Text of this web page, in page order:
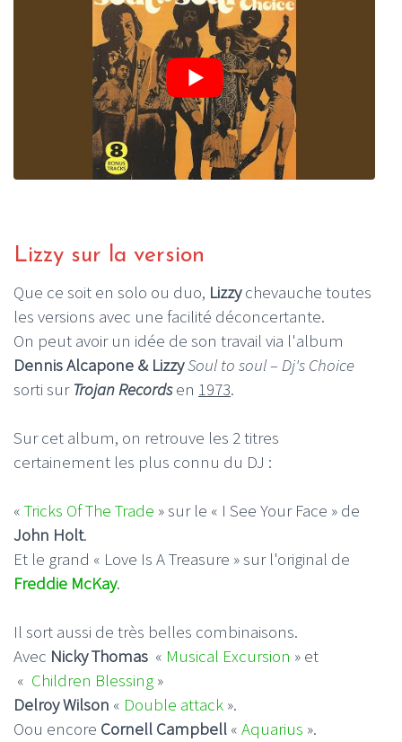
Lizzy sur la version
Que ce soit en solo ou duo, Lizzychevauche toutes
les versions avec une facilité déconcertante.
On peut avoir un idée de son travail via l'album
Dennis Alcapone & LizzySoul to soul – Dj's Choice
sorti sur Trojan Records en 1973.
Sur cet album, on retrouve les 2 titres
certainement les plus connu du DJ :
« Tricks Of The Trade » sur le « I See Your Face » de
John Holt.
Et le grand « Love Is A Treasure » sur l'original de
Freddie McKay.
Il sort aussi de très belles combinaisons.
Avec Nicky Thomas « Musical Excursion » et
« Children Blessing »
Delroy Wilson « Double attack ».
Oou encore Cornell Campbell « Aquarius ».